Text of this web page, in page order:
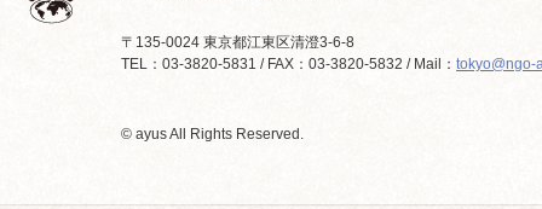
〒135-0024 東京都江東区清澄3-6-8
TEL：03-3820-5831 / FAX：03-3820-5832 / Mail： tokyo@ngo-
© ayus All Rights Reserved.